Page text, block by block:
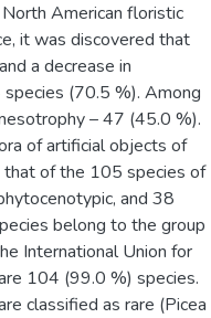
American floristic
it was discovered that
a decrease in
(70.5 %). Among
– 47 (45.0 %).
of artificial objects of
that of the 105 species of
and 38
belong to the group
International Union for
104 (99.0 %) species.
classified as rare (Picea